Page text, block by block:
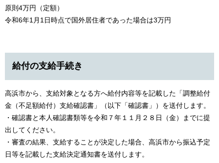
原則4万円（定額）
令和6年1月1日時点で国外居住者であった場合は3万円
給付の支給手続き
高浜市から、支給対象となる方へ給付内容等を記載した「調整給付
金（不足額給付）支給確認書」（以下「確認書」）を送付します。
・確認書と本人確認書類等を令和７年１１月２８日（金）までに提
出してください。
・審査の結果、支給することが決定した場合、高浜市から振込予定
日等を記載した支給決定通知書を送付します。